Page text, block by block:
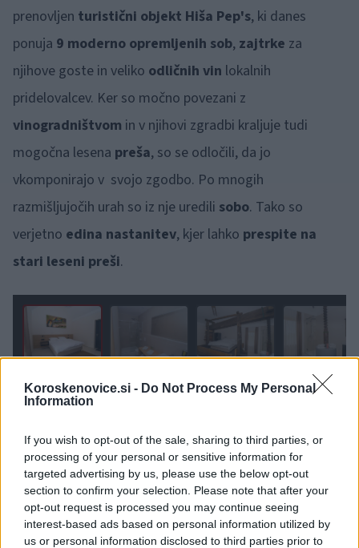
Koroskenovice.si - Do Not Process My Personal
Information
If you wish to opt-out of the sale, sharing to third parties, or
processing of your personal or sensitive information for
targeted advertising by us, please use the below opt-out
section to confirm your selection. Please note that after your
opt-out request is processed you may continue seeing
interest-based ads based on personal information utilized by
us or personal information disclosed to third parties prior to
prenovljen turistični objekt Hiša Pep's, ki danes
ponuja 9 moderno opremljenih sob, zajtrke za
njihove goste in veliko odličnih vin lokalnih
pridelovalcev. Ker so močno povezani z
vinogradništvom in v njihovi zgradbi kraljuje tudi
mogočna lesena preša, so se odločili, da jo
vkomponirajo v svojo zgodbo. Po mnogih
razmišljujočih urah so iz nje uredili sobo. Tako so
verjetno edina nastanitev, kjer lahko prespite na
stari leseni preši.
Nočitev na stari preši je postala tudi zanimiva kot izbira
za darilo za tiste, ki so videli že veliko, ampak jih s tem
še vedno lahko presenetite. Tako pri Hiši Pep's dobite
tudidarilne boneza nočitve z zajtrkom.
Kot turistična kmetija stremijo k temu, da so njihovi